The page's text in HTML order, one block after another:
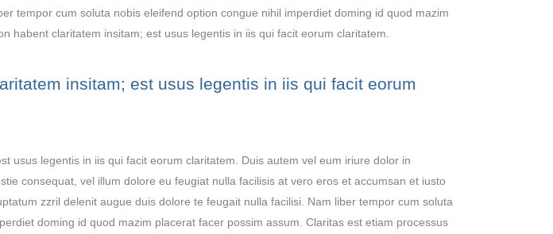
tempor cum soluta nobis eleifend option congue nihil imperdiet doming id quod mazim
habent claritatem insitam; est usus legentis in iis qui facit eorum claritatem.
insitam; est usus legentis in iis qui facit eorum
usus legentis in iis qui facit eorum claritatem. Duis autem vel eum iriure dolor in
consequat, vel illum dolore eu feugiat nulla facilisis at vero eros et accumsan et iusto
zzril delenit augue duis dolore te feugait nulla facilisi. Nam liber tempor cum soluta
doming id quod mazim placerat facer possim assum. Claritas est etiam processus